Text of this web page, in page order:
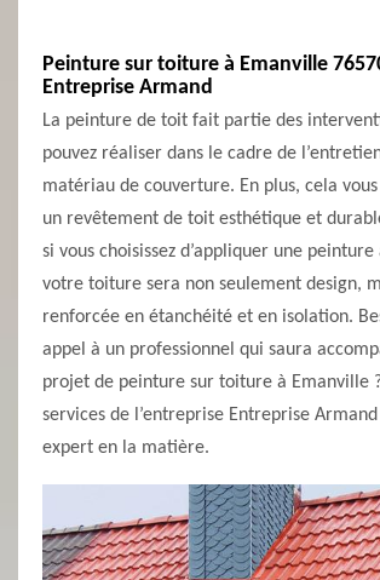
Peinture sur toiture à Emanville
Entreprise Armand
La peinture de toit fait partie des
pouvez réaliser dans le cadre de
matériau de couverture. En plus, cela
un revêtement de toit esthétique et
si vous choisissez d’appliquer une
votre toiture sera non seulement design,
renforcée en étanchéité et en isolation.
appel à un professionnel qui saura
projet de peinture sur toiture à Emanville
services de l’entreprise Entreprise
expert en la matière.